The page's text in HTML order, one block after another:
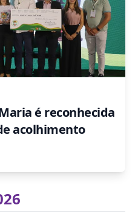
é reconhecida
acolhimento